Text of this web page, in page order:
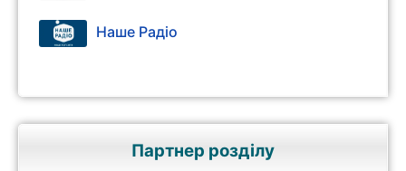
Наше Радіо
Партнер розділу